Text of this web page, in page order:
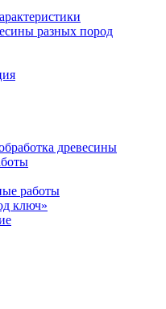
разных пород
древесины
работы
ключ»